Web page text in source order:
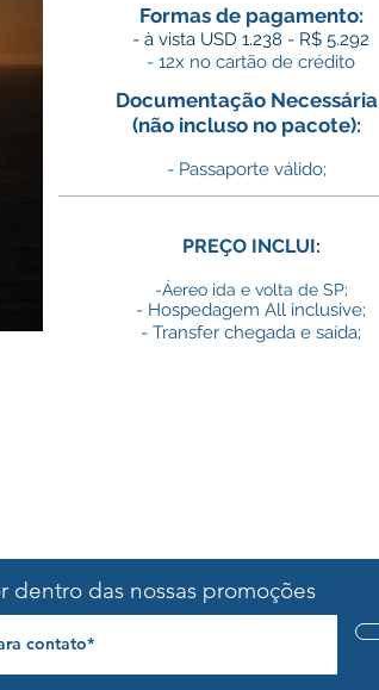
Formas de pagamento:
- à vista USD 1.238 - R$ 5.292
- 12x no cartão de crédito
Documentação Necessária
(não incluso no pacote):
- Passaporte válido;
PREÇO INCLUI:
-Áereo ida e volta de SP;
- Hospedagem All inclusive;
- Transfer chegada e saída;
dentro das nossas promoções